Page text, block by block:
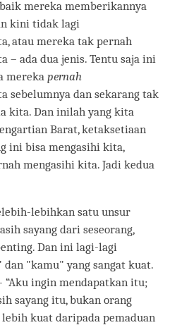
mereka memberikannya
kini tidak lagi
atau mereka tak pernah
– ada dua jenis. Tentu saja ini
mereka pernah
sebelumnya dan sekarang tak
kita. Dan inilah yang kita
Barat, ketaksetiaan
ini bisa mengasihi kita,
mengasihi kita. Jadi kedua
lebihkan satu unsur
sayang dari seseorang,
Dan ini lagi-lagi
"kamu" yang sangat kuat.
“Aku ingin mendapatkan itu;
sayang itu, bukan orang
kuat daripada pemaduan